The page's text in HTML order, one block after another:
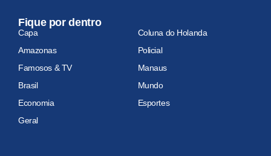
Fique por dentro
Capa
Coluna do Holanda
Amazonas
Policial
Famosos & TV
Manaus
Brasil
Mundo
Economia
Esportes
Geral